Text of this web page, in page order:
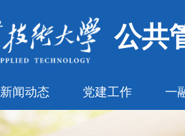
公共
新闻动态 党建工作 一